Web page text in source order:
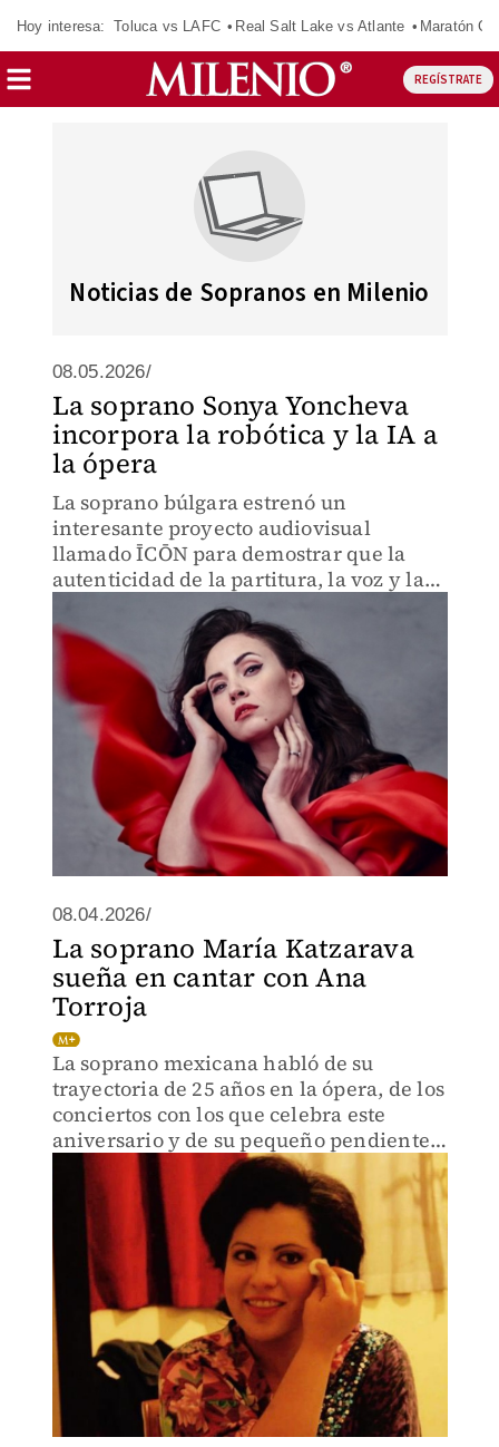
Hoy interesa: Toluca vs LAFC Real Salt Lake vs Atlante Maratón
REGÍSTRATE
Noticias de Sopranos en Milenio
08.05.2026/
La soprano Sonya Yoncheva
incorpora la robótica y la IA a
la ópera
La soprano búlgara estrenó un
interesante proyecto audiovisual
llamado ĪCŌN para demostrar que la
autenticidad de la partitura, la voz y la
interpretación siempre será
inherentemente humana.
08.04.2026/
La soprano María Katzarava
sueña en cantar con Ana
Torroja
La soprano mexicana habló de su
trayectoria de 25 años en la ópera, de los
conciertos con los que celebra este
aniversario y de su pequeño pendiente
personal